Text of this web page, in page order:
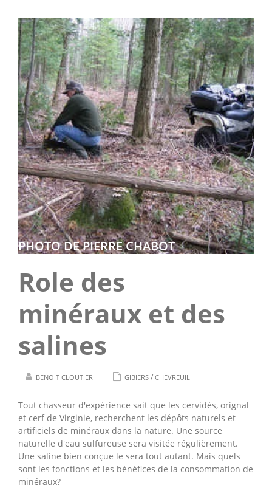
PHOTO DE PIERRE CHABOT
Role des
minéraux et des
salines
BENOIT CLOUTIER GIBIERS / CHEVREUIL
Tout chasseur d'expérience sait que les cervidés, orignal
et cerf de Virginie, recherchent les dépôts naturels et
artificiels de minéraux dans la nature. Une source
naturelle d'eau sulfureuse sera visitée régulièrement.
Une saline bien conçue le sera tout autant. Mais quels
sont les fonctions et les bénéfices de la consommation de
minéraux?